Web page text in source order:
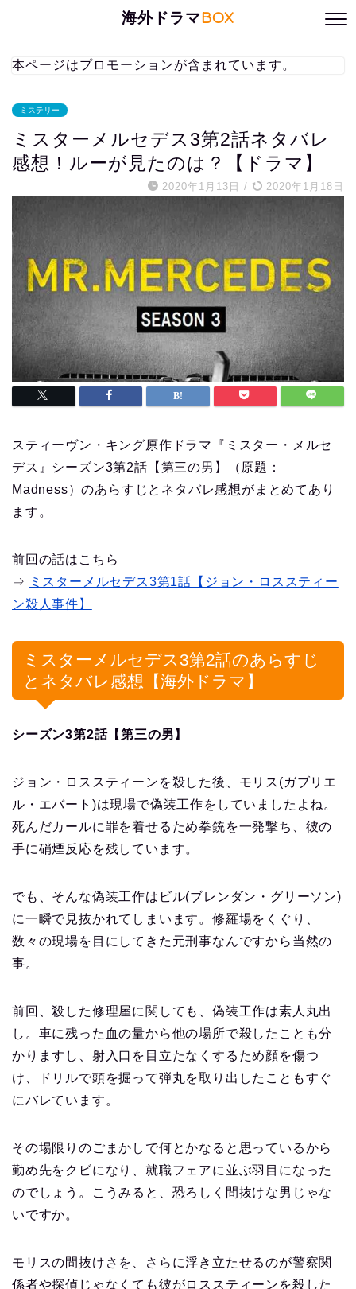
海外ドラマBOX
本ページはプロモーションが含まれています。
ミステリー
ミスターメルセデス3第2話ネタバレ
感想！ルーが見たのは？【ドラマ】
2020年1月13日 / 2020年1月18日
スティーヴン・キング原作ドラマ『ミスター・メルセ
デス』シーズン3第2話【第三の男】（原題：
Madness）のあらすじとネタバレ感想がまとめてあり
ます。
前回の話はこちら
⇒
ミスターメルセデス3第1話【ジョン・ロススティー
ン殺人事件】
ミスターメルセデス3第2話のあらすじ
とネタバレ感想【海外ドラマ】
シーズン3第2話【第三の男】
ジョン・ロススティーンを殺した後、モリス(ガブリエ
ル・エバート)は現場で偽装工作をしていましたよね。
死んだカールに罪を着せるため拳銃を一発撃ち、彼の
手に硝煙反応を残しています。
でも、そんな偽装工作はビル(ブレンダン・グリーソン)
に一瞬で見抜かれてしまいます。修羅場をくぐり、
数々の現場を目にしてきた元刑事なんですから当然の
事。
前回、殺した修理屋に関しても、偽装工作は素人丸出
し。車に残った血の量から他の場所で殺したことも分
かりますし、射入口を目立たなくするため顔を傷つ
け、ドリルで頭を掘って弾丸を取り出したこともすぐ
にバレています。
その場限りのごまかしで何とかなると思っているから
勤め先をクビになり、就職フェアに並ぶ羽目になった
のでしょう。こうみると、恐ろしく間抜けな男じゃな
いですか。
モリスの間抜けさを、さらに浮き立たせるのが警察関
係者や探偵じゃなくても彼がロススティーンを殺した